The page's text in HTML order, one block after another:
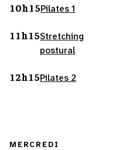
10h15Pilates 1
11h15Stretching
postural
12h15Pilates 2
MERCREDI